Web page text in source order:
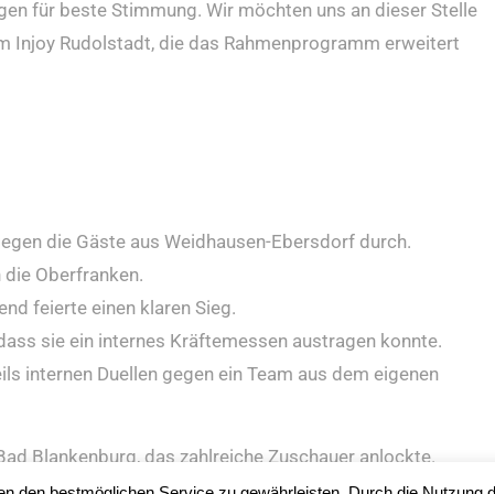
für beste Stimmung. Wir möchten uns an dieser Stelle
Injoy Rudolstadt, die das Rahmenprogramm erweitert
die Gäste aus Weidhausen-Ebersdorf durch.
Oberfranken.
feierte einen klaren Sieg.
sie ein internes Kräftemessen austragen konnte.
internen Duellen gegen ein Team aus dem eigenen
Blankenburg, das zahlreiche Zuschauer anlockte.